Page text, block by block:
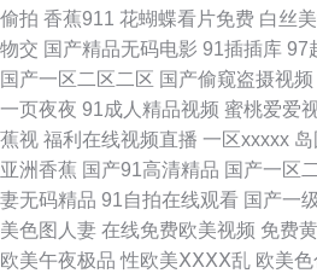
综合在线观看 桃色午夜天 91不卡在线 91自
专区 91播放 91视频网址 99九九视屏 福利
欧韩一三区 精品东方av正在进入 69超碰久
超碰在线人人人摸 国产精品精 精品不卡网
国产精品久久不能 内射免费网站 人人插人
偷拍 香蕉911 花蝴蝶看片免费 白丝
物交 国产精品无码电影 91插插库 97
国产一区二区二区 国产偷窥盗摄视频
一页夜夜 91成人精品视频 蜜桃爱爱
蕉视 福利在线视频直播 一区xxxxx
亚洲香蕉 国产91高清精品 国产一区
妻无码精品 91自拍在线观看 国产一
美色图人妻 在线免费欧美视频 免费
欧美午夜极品 性欧美ⅩⅩⅩⅩ乱 欧美